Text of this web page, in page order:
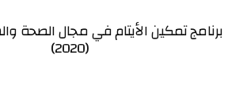
برنامج تمكين الأيتام في مجال الصحة
(2020)